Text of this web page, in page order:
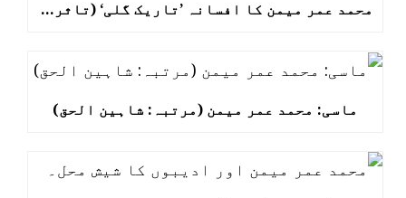
محمد عمر میمن کا افسانہ ’تاریک گلی‘ (تاثرات: انیلہ نورین)
ماسی: محمد عمر میمن (مرتبہ: شاہین الحق)